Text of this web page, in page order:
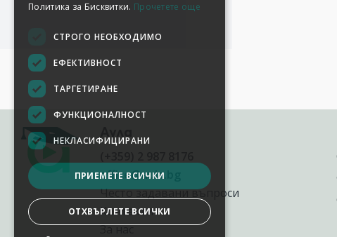
office@aula.bg
Често задавани въпроси
Контакти
За нас
Политика за Бисквитки. Прочетете още
СТРОГО НЕОБХОДИМО
ЕФЕКТИВНОСТ
ТАРГЕТИРАНЕ
ФУНКЦИОНАЛНОСТ
НЕКЛАСИФИЦИРАНИ
ПРИЕМЕТЕ ВСИЧКИ
ОТХВЪРЛЕТЕ ВСИЧКИ